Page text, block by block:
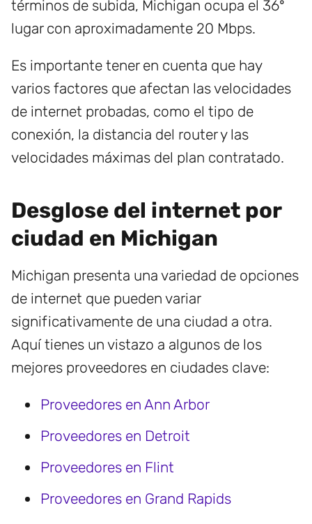
términos de subida, Michigan ocupa el 36º
lugar con aproximadamente 20 Mbps.
Es importante tener en cuenta que hay
varios factores que afectan las velocidades
de internet probadas, como el tipo de
conexión, la distancia del router y las
velocidades máximas del plan contratado.
Desglose del internet por
ciudad en Michigan
Michigan presenta una variedad de opciones
de internet que pueden variar
significativamente de una ciudad a otra.
Aquí tienes un vistazo a algunos de los
mejores proveedores en ciudades clave:
Proveedores en Ann Arbor
Proveedores en Detroit
Proveedores en Flint
Proveedores en Grand Rapids